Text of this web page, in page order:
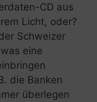
CD aus
Licht, oder?
Schweizer
eine
die Banken
überlegen